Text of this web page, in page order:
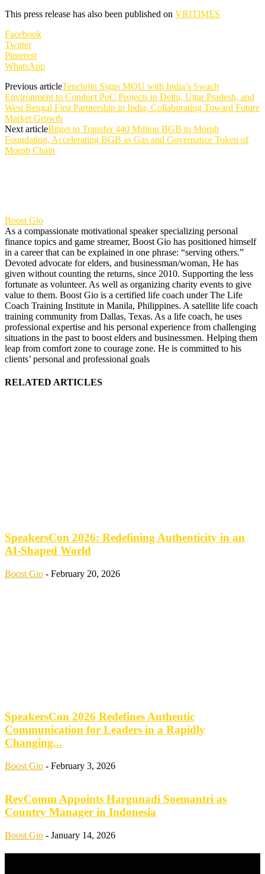
This press release has also been published on VRITIMES
Facebook
Twitter
Pinterest
WhatsApp
Previous articleTenchijin Signs MOU with India’s Swach
Environment to Conduct PoC Projects in Delhi, Uttar Pradesh, and
West Bengal First Partnership in India, Collaborating Toward Future
Market Growth
Next articleBitget to Transfer 440 Million BGB to Morph
Foundation, Accelerating BGB as Gas and Governance Token of
Morph Chain
Boost Gio
As a compassionate motivational speaker specializing personal
finance topics and game streamer, Boost Gio has positioned himself
in a career that can be explained in one phrase: “serving others.”
Devoted advocate for elders, and businessman/woman, He has
given without counting the returns, since 2010. Supporting the less
fortunate as volunteer. As well as organizing charity events to give
value to them. Boost Gio is a certified life coach under The Life
Coach Training Institute in Manila, Philippines. A satellite life coach
training community from Dallas, Texas. As a life coach, he uses
professional expertise and his personal experience from challenging
situations in the past to boost elders and businessmen. Helping them
leap from comfort zone to courage zone. He is committed to his
clients’ personal and professional goals
RELATED ARTICLES
SpeakersCon 2026: Redefining Authenticity in an
AI-Shaped World
Boost Gio - February 20, 2026
SpeakersCon 2026 Redefines Authentic
Communication for Leaders in a Rapidly
Changing...
Boost Gio - February 3, 2026
RevComm Appoints Hargunadi Soemantri as
Country Manager in Indonesia
Boost Gio - January 14, 2026